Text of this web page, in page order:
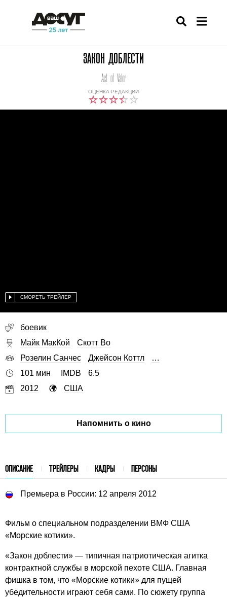
ЗАКОН ДОБЛЕСТИ
ОЦЕНКА РЕДАКЦИИ
Act of Valor
СМОРЕТЬ ТРЕЙЛЕР
боевик
Майк МакКой
Скотт Во
Розелин Санчес
Джейсон Коттл
…
101 мин
IMDB
6.5
2012
США
Напомнить о кино
ОПИСАНИЕ ТРЕЙЛЕРЫ КАДРЫ ПЕРСОНЫ
Премьера в России: 12 апреля 2012
Фильм о специальном подразделении ВМФ США
«Морские котики».
«Закон доблести» — типичная патриотическая агитка
контрактной службы в морской пехоте США. Главная
фишка в том, что «Морские котики» для пущей
убедительности играют себя сами. По сюжету группа